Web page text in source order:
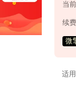
当
续
微
适